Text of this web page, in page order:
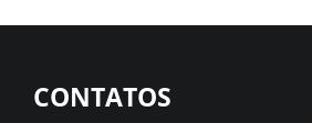
CONTATOS